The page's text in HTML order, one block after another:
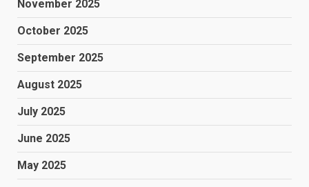
November 2025
October 2025
September 2025
August 2025
July 2025
June 2025
May 2025